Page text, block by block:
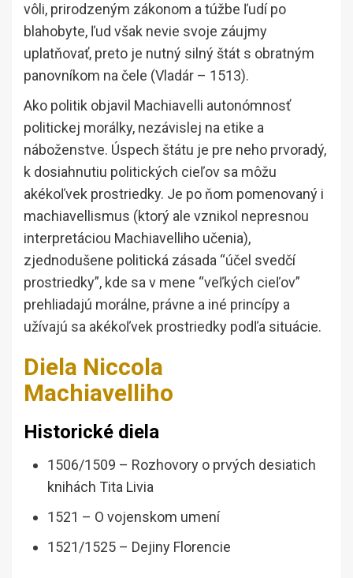
vôli, prirodzeným zákonom a túžbe ľudí po
blahobyte, ľud však nevie svoje záujmy
uplatňovať, preto je nutný silný štát s obratným
panovníkom na čele (Vladár – 1513).
Ako politik objavil Machiavelli autonómnosť
politickej morálky, nezávislej na etike a
náboženstve. Úspech štátu je pre neho prvoradý,
k dosiahnutiu politických cieľov sa môžu
akékoľvek prostriedky. Je po ňom pomenovaný i
machiavellismus (ktorý ale vznikol nepresnou
interpretáciou Machiavelliho učenia),
zjednodušene politická zásada “účel svedčí
prostriedky”, kde sa v mene “veľkých cieľov”
prehliadajú morálne, právne a iné princípy a
užívajú sa akékoľvek prostriedky podľa situácie.
Diela Niccola
Machiavelliho
Historické diela
1506/1509 – Rozhovory o prvých desiatich
knihách Tita Livia
1521 – O vojenskom umení
1521/1525 – Dejiny Florencie